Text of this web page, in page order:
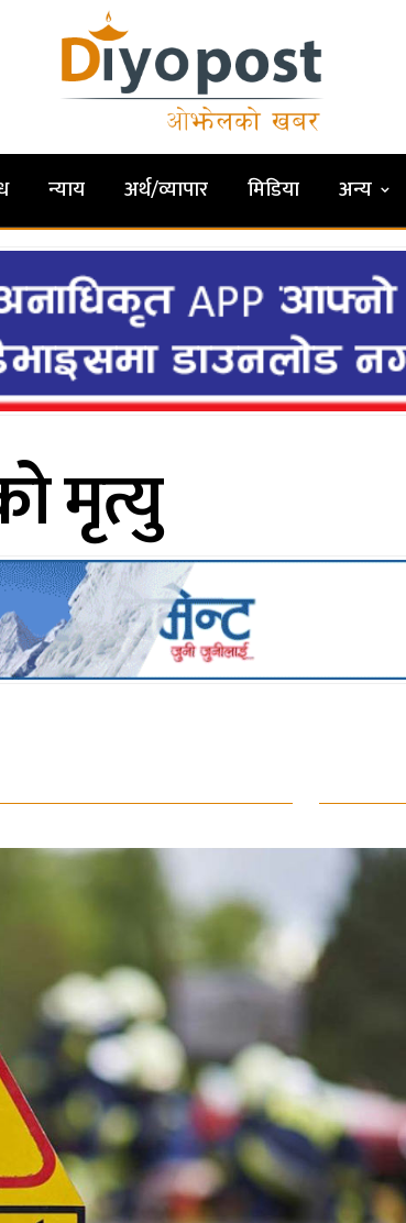
न्याय अर्थ/व्यापार मिडिया अन्य
मृत्यु